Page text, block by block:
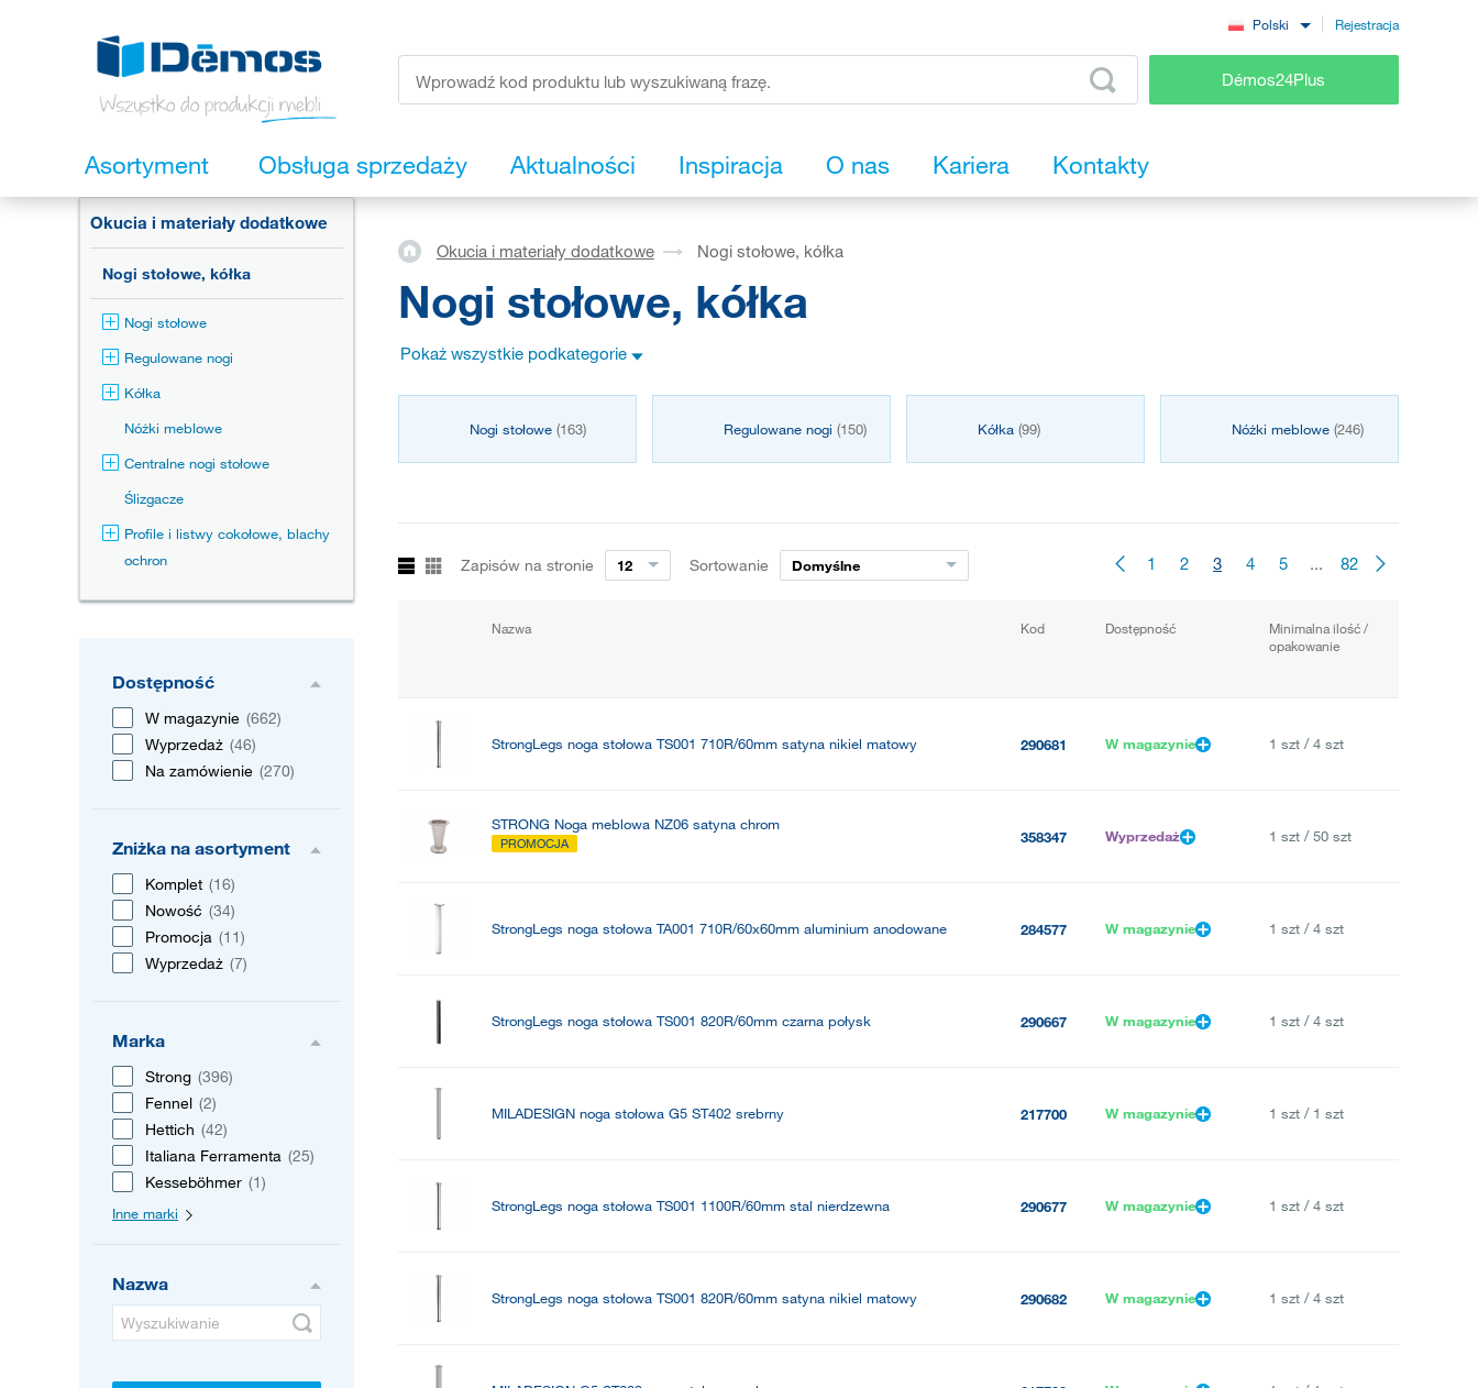
Polski Rejestracja
Démos24Plus
Asortyment Obsługa sprzedaży Aktualności Inspiracja O nas Kariera Kontakty
Okucia i materiały dodatkowe
Nogi stołowe, kółka
Nogi stołowe
Regulowane nogi
Kółka
Nóżki meblowe
Centralne nogi stołowe
Ślizgacze
Profile i listwy cokołowe, blachy
ochron
Dostępność
W magazynie (662)
Wyprzedaż (46)
Na zamówienie (270)
Zniżka na asortyment
Komplet (16)
Nowość (34)
Promocja (11)
Wyprzedaż (7)
Marka
Strong (396)
Fennel (2)
Hettich (42)
Italiana Ferramenta (25)
Kesseböhmer (1)
Inne marki
Nazwa
Okucia i materiały dodatkowe Nogi stołowe, kółka
Nogi stołowe, kółka
Pokaż wszystkie podkategorie
Nogi stołowe (163) Regulowane nogi (150) Kółka (99) Nóżki meblowe (246)
Zapisów na stronie 12 Sortowanie Domyślne 1 2 3 4 5 ... 82
Nazwa Kod Dostępność
Minimalna ilość /
opakowanie
StrongLegs noga stołowa TS001 710R/60mm satyna nikiel matowy 290681 W magazynie 1 szt / 4 szt
STRONG Noga meblowa NZ06 satyna chrom
PROMOCJA 358347 Wyprzedaż 1 szt / 50 szt
StrongLegs noga stołowa TA001 710R/60x60mm aluminium anodowane 284577 W magazynie 1 szt / 4 szt
StrongLegs noga stołowa TS001 820R/60mm czarna połysk 290667 W magazynie 1 szt / 4 szt
MILADESIGN noga stołowa G5 ST402 srebrny 217700 W magazynie 1 szt / 1 szt
StrongLegs noga stołowa TS001 1100R/60mm stal nierdzewna 290677 W magazynie 1 szt / 4 szt
StrongLegs noga stołowa TS001 820R/60mm satyna nikiel matowy 290682 W magazynie 1 szt / 4 szt